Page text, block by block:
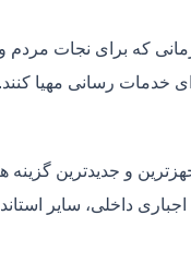
که برای نجات مردم
خدمات رسانی مهیا
و جدیدترین گزینه
داخلی، سایر